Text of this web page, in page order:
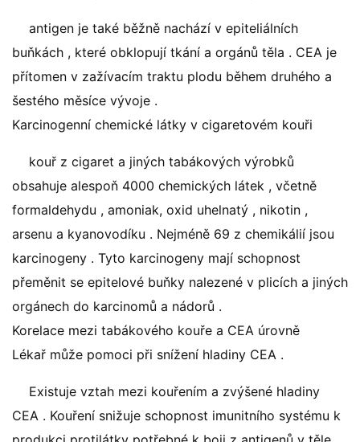
antigen je také běžně nachází v epiteliálních
buňkách , které obklopují tkání a orgánů těla . CEA je
přítomen v zažívacím traktu plodu během druhého a
šestého měsíce vývoje .
Karcinogenní chemické látky v cigaretovém kouři
kouř z cigaret a jiných tabákových výrobků
obsahuje alespoň 4000 chemických látek , včetně
formaldehydu , amoniak, oxid uhelnatý , nikotin ,
arsenu a kyanovodíku . Nejméně 69 z chemikálií jsou
karcinogeny . Tyto karcinogeny mají schopnost
přeměnit se epitelové buňky nalezené v plicích a jiných
orgánech do karcinomů a nádorů .
Korelace mezi tabákového kouře a CEA úrovně
Lékař může pomoci při snížení hladiny CEA .
Existuje vztah mezi kouřením a zvýšené hladiny
CEA . Kouření snižuje schopnost imunitního systému k